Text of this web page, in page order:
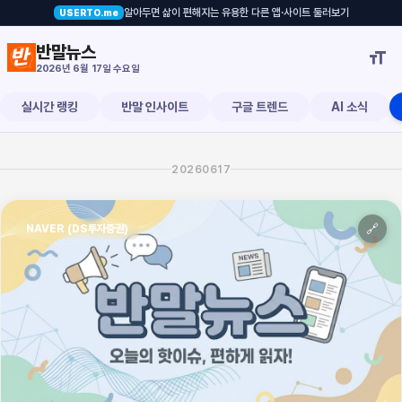
USERTO.me 알아두면 삶이 편해지는 유용한 다른 앱·사이트 둘러보기
모델로 영리하게 [NAVER]
반말뉴스
2026년 6월 17일 수요일 
실시간 랭킹 반말 인사이트 구글 트렌드 AI 소식
20260617
NAVER (DS투자증권) 🔗